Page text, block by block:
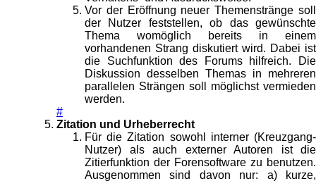
Vor der Eröffnung neuer Themenstränge soll
der Nutzer feststellen, ob das gewünschte
Thema womöglich bereits in einem
vorhandenen Strang diskutiert wird. Dabei ist
die Suchfunktion des Forums hilfreich. Die
Diskussion desselben Themas in mehreren
parallelen Strängen soll möglichst vermieden
werden.
#
Zitation und Urheberrecht
Für die Zitation sowohl interner (Kreuzgang-
Nutzer) als auch externer Autoren ist die
Zitierfunktion der Forensoftware zu benutzen.
Ausgenommen sind davon nur: a) kurze,